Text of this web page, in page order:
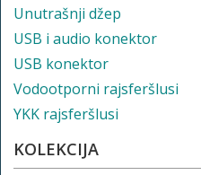
Unutrašnji džep
USB i audio konektor
USB konektor
Vodootporni rajsferšlusi
YKK rajsferšlusi
KOLEKCIJA